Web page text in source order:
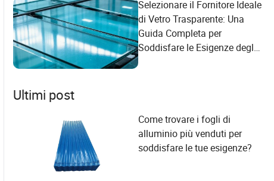
Selezionare il Fornitore Ideale
di Vetro Trasparente: Una
Guida Completa per
Soddisfare le Esigenze degli
Ultimi post
Come trovare i fogli di
alluminio più venduti per
soddisfare le tue esigenze?